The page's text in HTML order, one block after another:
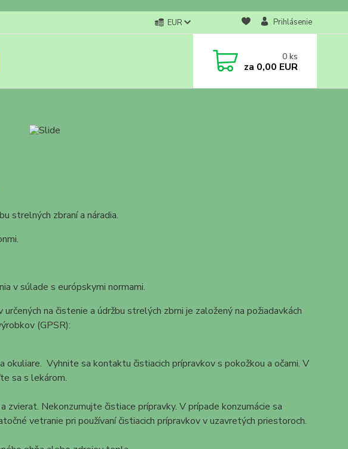
EUR Prihlásenie
0 ks
za 0,00 EUR
strelných zbraní a náradia.
v súlade s európskymi normami.
na čistenie a údržbu strelých zbrni je založený na požiadavkách
(GPSR):
okuliare. Vyhnite sa kontaktu čistiacich prípravkov s pokožkou a očami. V
sa s lekárom.
zvierat. Nekonzumujte čistiace prípravky. V prípade konzumácie sa
vetranie pri používaní čistiacich prípravkov v uzavretých priestoroch.